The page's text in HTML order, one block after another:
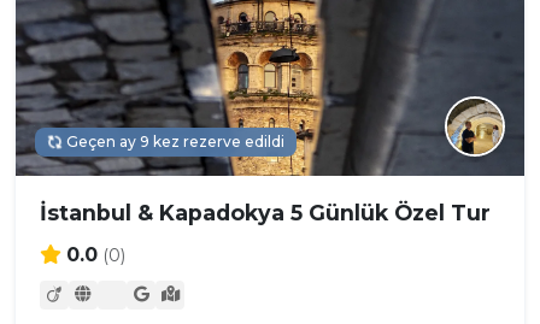
Geçen ay 9 kez rezerve edildi
İstanbul & Kapadokya 5 Günlük Özel Tur
0.0 (0)